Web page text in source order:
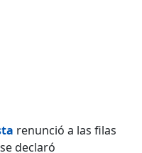
renunció a las filas
declaró